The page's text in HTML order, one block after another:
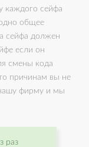
каждого сейфа
общее
сейфа должен
если он
смены кода
причинам вы не
фирму и мы
раз